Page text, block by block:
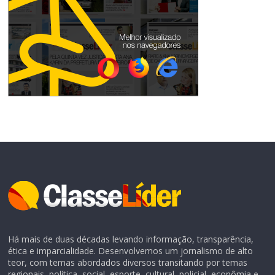
Há mais de duas décadas levando informação, transparência,
ética e imparcialidade. Desenvolvemos um jornalismo de alto
teor, com temas abordados diversos transitando por temas